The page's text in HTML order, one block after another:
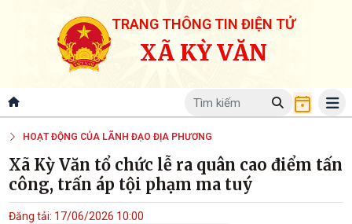
TRANG THÔNG TIN ĐIỆN TỬ
XÃ KỲ VĂN
HOẠT ĐỘNG CỦA LÃNH ĐẠO ĐỊA PHƯƠNG
Xã Kỳ Văn tổ chức lễ ra quân cao điểm tấn
công, trấn áp tội phạm ma tuý
Đăng tải: 17/06/2026 10:00